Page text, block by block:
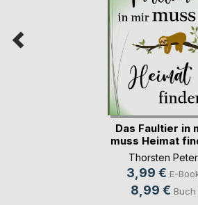
Das Faultier in
muss Heimat
Thorsten Peter
3,99 € E-
8,99 € Buch